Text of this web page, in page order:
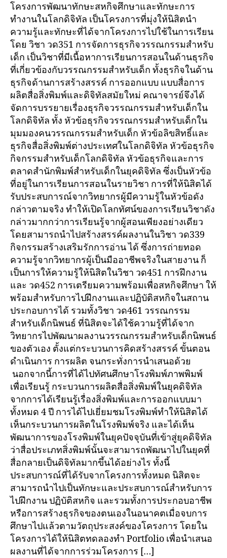
โครงการพัฒนาทักษะสหกิจศึกษาและทักษะการ
ทำงานในโลกดิจิทัล เป็นโครงการที่มุ่งให้นิสิตนำ
ความรู้และทักษะที่ได้จากโครงการไปใช้ในการเรียน
โดย วิชา วด351 การจัดการธุรกิจวรรณกรรมสำหรับ
เด็ก เป็นวิชาที่มีเนื้อหาการเรียนการสอนในด้านธุรกิจ
ที่เกี่ยวข้องกับวรรณกรรมสำหรับเด็ก ทั้งธุรกิจในด้าน
ธุรกิจด้านการสร้างสรรค์ การออกแบบ แบบสื่อการ
ผลิตสื่อสิ่งพิมพ์และดิจิทัลสมัยใหม่ คณาจารย์จึงได้
จัดการบรรยายเรื่องธุรกิจวรรณกรรมสำหรับเด็กใน
โลกดิจิทัล ทั้ง หัวข้อธุรกิจวรรณกรรมสำหรับเด็กใน
มุมมองคนวรรณกรรมสำหรับเด็ก หัวข้อลิขสิทธิ์และ
ธุรกิจสื่อสิ่งพิมพ์ต่างประเทศในโลกดิจิทัล หัวข้อธุรกิจ
กิจกรรมสำหรับเด็กโลกดิจิทัล หัวข้อธุรกิจและการ
ตลาดสำนักพิมพ์สำหรับเด็กในยุคดิจิทัล ซึ่งเป็นหัวข้อ
ที่อยู่ในการเรียนการสอนในรายวิชา การที่ให้นิสิตได้
รับประสบการณ์จากวิทยากรผู้มีความรู้ในหัวข้อดัง
กล่าวตามจริง ทำให้เปิดโลกทัศน์ของการเรียนวิชาดัง
กล่าวมากกว่าการเรียนรู้จากผู้สอนเพียงอย่างเดียว
โดยสามารถนำไปสร้างสรรค์ผลงานในวิชา วด339
กิจกรรมสร้างเสริมรักการอ่าน ได้ ซึ่งการถ่ายทอด
ความรู้จากวิทยากรผู้เป็นมืออาชีพจริงในสายงาน ก็
เป็นการให้ความรู้ให้นิสิตในวิชา วด451 การฝึกงาน
และ วด452 การเตรียมความพร้อมเพื่อสหกิจศึกษา ให้
พร้อมสำหรับการไปฝึกงานและปฏิบัติสหกิจในสถาน
ประกอบการได้ รวมทั้งวิชา วด461 วรรณกรรม
สำหรับเด็กนิพนธ์ ที่นิสิตจะได้ใช้ความรู้ที่ได้จาก
วิทยากรไปพัฒนาผลงานวรรณกรรมสำหรับเด็กนิพนธ์
ของตัวเอง ตั้งแต่กระบวนการคิดสร้างสรรค์ ขั้นตอน
ดำเนินการ การผลิต จนกระทั่งการนำเสนอด้วย
นอกจากนี้การที่ได้ไปทัศนศึกษาโรงพิมพ์ภาพพิมพ์
เพื่อเรียนรู้ กระบวนการผลิตสื่อสิ่งพิมพ์ในยุคดิจิทัล
จากการได้เรียนรู้เรื่องสิ่งพิมพ์และการออกแบบมา
ทั้งหมด 4 ปี การได้ไปเยี่ยมชมโรงพิมพ์ทำให้นิสิตได้
เห็นกระบวนการผลิตในโรงพิมพ์จริง และได้เห็น
พัฒนาการของโรงพิมพ์ในยุคปัจจุบันที่เข้าสู่ยุคดิจิทัล
ว่าสื่อประเภทสิ่งพิมพ์นั้นจะสามารถพัฒนาไปในยุคที่
สื่อกลายเป็นดิจิทัลมากขึ้นได้อย่างไร ทั้งนี้
ประสบการณ์ที่ได้รับจากโครงการทั้งหมด นิสิตจะ
สามารถนำไปเป็นทักษะและประสบการณ์สำหรับการ
ไปฝึกงาน ปฏิบัติสหกิจ และรวมทั้งการประกอบอาชีพ
หรือการสร้างธุรกิจของตนเองในอนาคตเมื่อจบการ
ศึกษาไปแล้วตามวัตถุประสงค์ของโครงการ โดยใน
โครงการได้ให้นิสิตทดลองทำ Portfolio เพื่อนำเสนอ
ผลงานที่ได้จากการร่วมโครงการ […]